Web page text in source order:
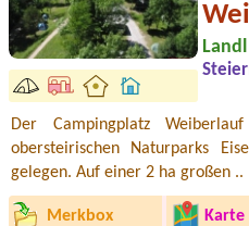
Landl
Der Campingplatz
obersteirischen Naturparks
gelegen. Auf einer 2 ha großen ..
Merkbox Karte